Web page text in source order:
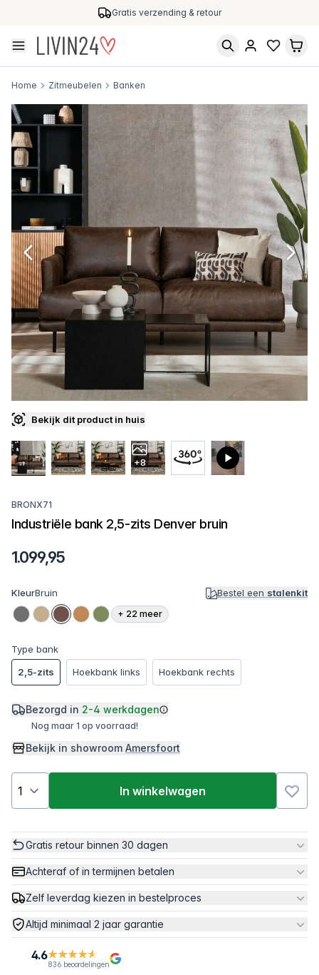
Gratis verzending & retour
Home Zitmeubelen Banken
Bekijk dit product in huis
+8
BRONX71
Industriële bank 2,5-zits Denver bruin
1.099,95
KleurBruin Bestel een stalenkit
+ 22 meer
Type bank
2,5-zits
Hoekbank links Hoekbank rechts
Bezorgd in 2-4 werkdagen
Nog maar 1 op voorraad!
Bekijk in showroom Amersfoort
In winkelwagen
Gratis retour binnen 30 dagen
Achteraf of in termijnen betalen
Zelf leverdag kiezen in bestelproces
Altijd minimaal 2 jaar garantie
4.6
836 beoordelingen